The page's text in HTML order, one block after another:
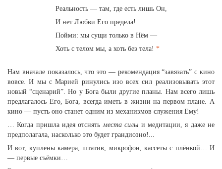
Реальность — там, где есть лишь Он,
И нет Любви Его предела!
Пойми: мы сущи только в Нём —
Хоть с телом мы, а хоть без тела! *
Нам вначале показалось, что это — рекомендация “завязать” с кино
вовсе. И мы с Марией ринулись изо всех сил реализовывать этот
новый “сценарий”. Но у Бога были другие планы. Нам всего лишь
предлагалось Его, Бога, всегда иметь в жизни на первом плане. А
кино — пусть оно станет одним из механизмов служения Ему!
… Когда пришла идея отснятьместа силы и медитации, я даже не
предполагала, насколько это будет грандиозно!...
И вот, куплены камера, штатив, микрофон, кассеты с плёнкой… И
— первые съёмки…